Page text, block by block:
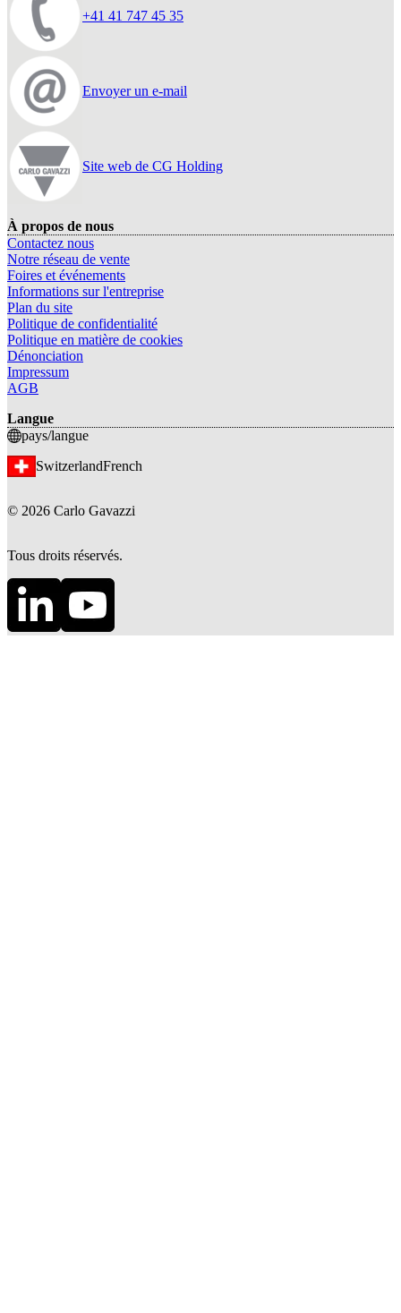
+41 41 747 45 35
Envoyer un e-mail
Site web de CG Holding
À propos de nous
Contactez nous
Notre réseau de vente
Foires et événements
Informations sur l'entreprise
Plan du site
Politique de confidentialité
Politique en matière de cookies
Dénonciation
Impressum
AGB
Langue
pays/langue
SwitzerlandFrench
© 2026 Carlo Gavazzi
Tous droits réservés.